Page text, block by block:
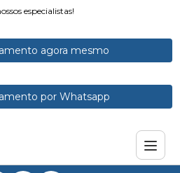
especialistas!
agora mesmo
por Whatsapp